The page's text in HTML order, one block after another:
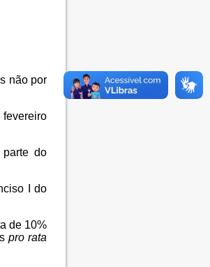
não por
do
I do
de 10%
pro rata